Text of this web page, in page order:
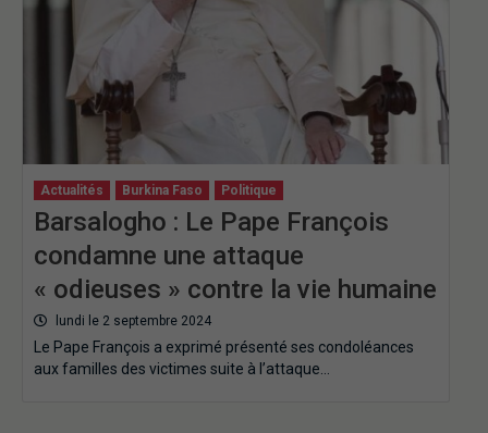
Actualités Burkina Faso Politique
Barsalogho : Le Pape François
condamne une attaque
« odieuses » contre la vie humaine
lundi le 2 septembre 2024
Le Pape François a exprimé présenté ses condoléances
aux familles des victimes suite à l’attaque…